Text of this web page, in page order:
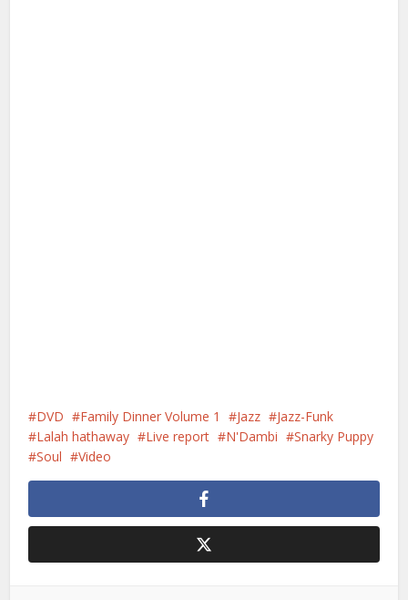
DVD Family Dinner Volume 1 Jazz
Jazz-Funk
Lalah hathaway
Live report N'Dambi
Snarky Puppy
Soul
Video